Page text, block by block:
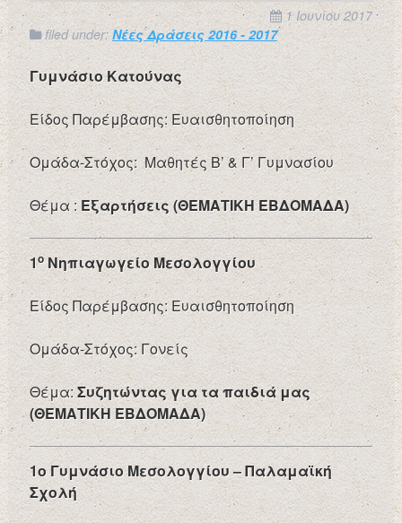
1 Ιουνίου 2017
filed under: Νέες Δράσεις 2016 - 2017
Γυμνάσιο Κατούνας
Είδος Παρέμβασης: Ευαισθητοποίηση
Ομάδα-Στόχος: Μαθητές Β’ & Γ’ Γυμνασίου
Θέμα :Εξαρτήσεις (ΘΕΜΑΤΙΚΗ ΕΒΔΟΜΑΔΑ)
1οΝηπιαγωγείο Μεσολογγίου
Είδος Παρέμβασης: Ευαισθητοποίηση
Ομάδα-Στόχος: Γονείς
Θέμα:Συζητώντας για τα παιδιά μας
(ΘΕΜΑΤΙΚΗ ΕΒΔΟΜΑΔΑ)
1ο Γυμνάσιο Μεσολογγίου – Παλαμαϊκή
Σχολή